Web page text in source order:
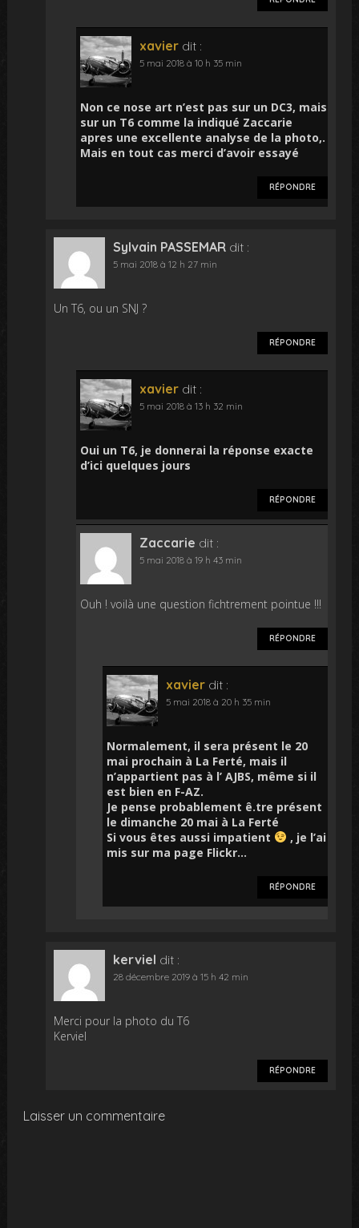
xavier dit :
5 mai 2018 à 10 h 35 min
Non ce nose art n’est pas sur un DC3, mais
sur un T6 comme la indiqué Zaccarie
apres une excellente analyse de la photo,.
Mais en tout cas merci d’avoir essayé
RÉPONDRE
Sylvain PASSEMAR dit :
5 mai 2018 à 12 h 27 min
Un T6, ou un SNJ ?
RÉPONDRE
xavier dit :
5 mai 2018 à 13 h 32 min
Oui un T6, je donnerai la réponse exacte
d’ici quelques jours
RÉPONDRE
Zaccarie dit :
5 mai 2018 à 19 h 43 min
Ouh ! voilà une question fichtrement pointue !!!
RÉPONDRE
xavier dit :
5 mai 2018 à 20 h 35 min
Normalement, il sera présent le 20
mai prochain à La Ferté, mais il
n’appartient pas à l’ AJBS, même si il
est bien en F-AZ.
Je pense probablement ê.tre présent
le dimanche 20 mai à La Ferté
Si vous êtes aussi impatient
, je l’ai
mis sur ma page Flickr…
RÉPONDRE
kerviel dit :
28 décembre 2019 à 15 h 42 min
Merci pour la photo du T6
Kerviel
RÉPONDRE
Laisser un commentaire